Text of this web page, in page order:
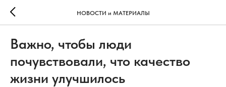
НОВОСТИ и МАТЕРИАЛЫ
Важно, чтобы люди
почувствовали, что качество
жизни улучшилось